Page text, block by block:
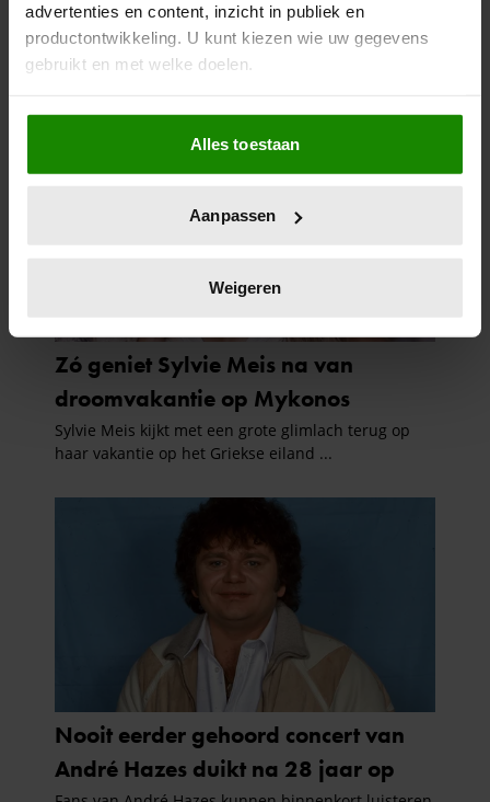
advertenties en content, inzicht in publiek en
productontwikkeling. U kunt kiezen wie uw gegevens
gebruikt en met welke doelen.
Als u het toestaat, willen we ook graag:
Informatie verzamelen over uw geografische
locatie, die tot een paar meter nauwkeurig kan zijn
scannen op specifieke eigenschappen (fingerprinting)
verwerkt en stel uw voorkeuren in het
intrekken in de Cookieverklaring.
We gebruiken cookies om content en advertenties te
personaliseren, om functies voor social media te bieden
en om ons websiteverkeer te analyseren. Ook delen we
informatie over uw gebruik van onze site met onze
partners kunnen deze gegevens combineren met andere
informatie die u aan ze heeft verstrekt of die ze hebben
verzameld op basis van uw gebruik van hun services. U
gaat akkoord met onze cookies als u onze website blijft
Alles toestaan
Aanpassen
Weigeren